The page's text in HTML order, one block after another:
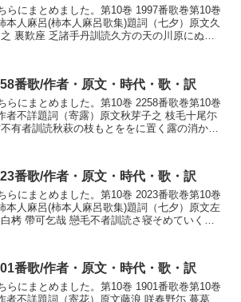
らにまとめました。第10巻 1997番歌巻第10巻
本人麻呂(柿本人麻呂歌集)題詞（七夕）原文久
裏歎座 乏諸手丹訓読久方の天の川原にぬえ
番歌/作者・原文・時代・歌・訳
らにまとめました。第10巻 2258番歌巻第10巻
者不詳題詞（寄露）原文秋芽子之 枝毛十尾尓
有者訓読秋萩の枝もとををに置く露の消かも
番歌/作者・原文・時代・歌・訳
らにまとめました。第10巻 2023番歌巻第10巻
本人麻呂(柿本人麻呂歌集)題詞（七夕）原文左
栲 帶可乞哉 戀毛不者訓読さ寝そめていくだ
番歌/作者・原文・時代・歌・訳
らにまとめました。第10巻 1901番歌巻第10巻
者不詳題詞（寄花）原文藤浪 咲春野尓 蔓葛